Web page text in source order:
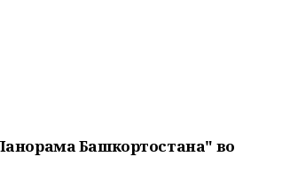
Башкортостана" во